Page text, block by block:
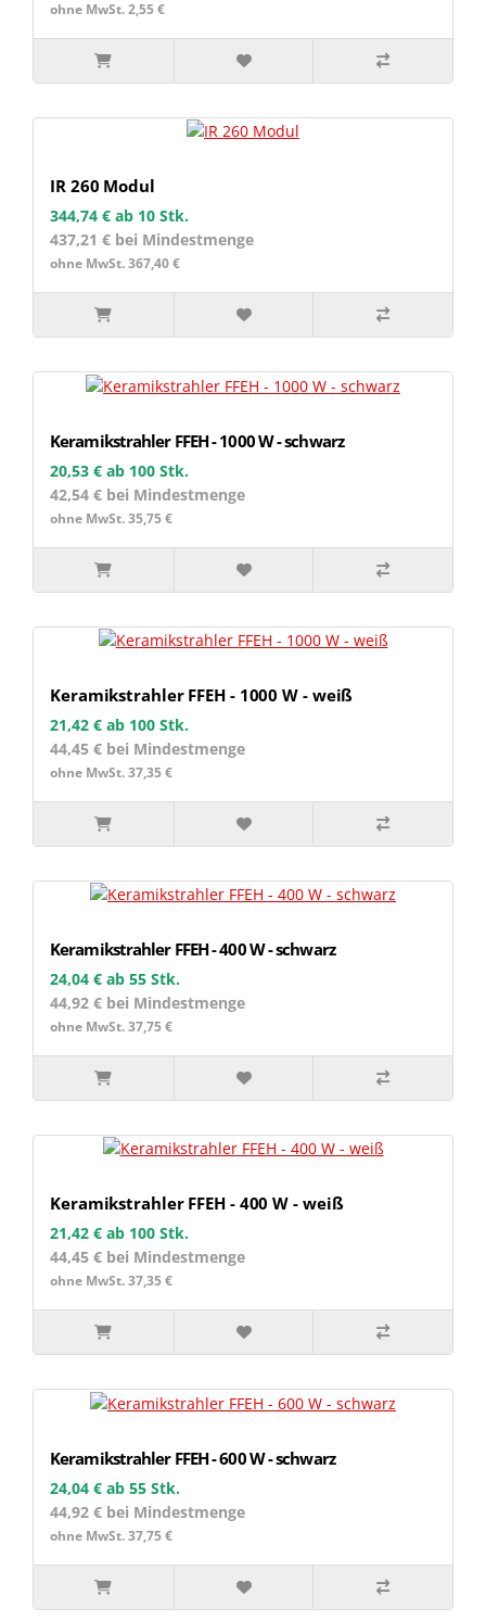
ohne MwSt. 2,55 €
IR 260 Modul
344,74 € ab 10 Stk.
437,21 € bei Mindestmenge
ohne MwSt. 367,40 €
Keramikstrahler FFEH - 1000 W - schwarz
20,53 € ab 100 Stk.
42,54 € bei Mindestmenge
ohne MwSt. 35,75 €
Keramikstrahler FFEH - 1000 W - weiß
21,42 € ab 100 Stk.
44,45 € bei Mindestmenge
ohne MwSt. 37,35 €
Keramikstrahler FFEH - 400 W - schwarz
24,04 € ab 55 Stk.
44,92 € bei Mindestmenge
ohne MwSt. 37,75 €
Keramikstrahler FFEH - 400 W - weiß
21,42 € ab 100 Stk.
44,45 € bei Mindestmenge
ohne MwSt. 37,35 €
Keramikstrahler FFEH - 600 W - schwarz
24,04 € ab 55 Stk.
44,92 € bei Mindestmenge
ohne MwSt. 37,75 €